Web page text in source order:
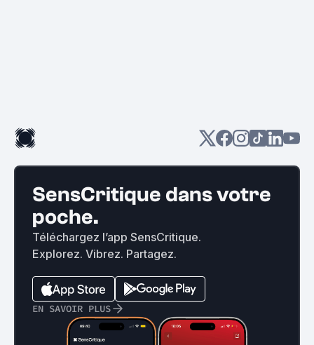
SensCritique dans votre
poche.
Téléchargez l’app SensCritique.
Explorez. Vibrez. Partagez.
EN SAVOIR PLUS